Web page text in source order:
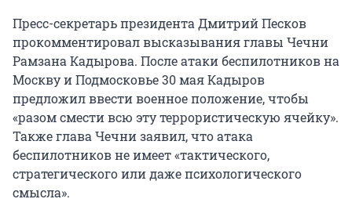
Пресс-секретарь президента Дмитрий Песков
прокомментировал высказывания главы Чечни
Рамзана Кадырова. После атаки беспилотников на
Москву и Подмосковье 30 мая Кадыров
предложил ввести военное положение, чтобы
«разом смести всю эту террористическую ячейку».
Также глава Чечни заявил, что атака
беспилотников не имеет «тактического,
стратегического или даже психологического
смысла».